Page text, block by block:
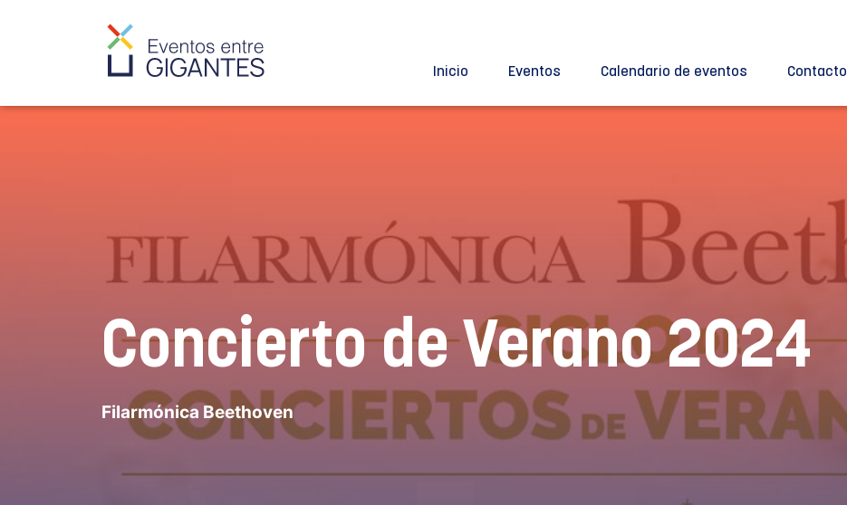
Inicio Eventos Calendario de eventos Contacto
Concierto de Verano 2024
Filarmónica Beethoven